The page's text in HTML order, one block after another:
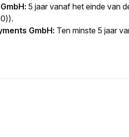
5 jaar vanaf het einde van
GmbH: Ten minste 5 jaar